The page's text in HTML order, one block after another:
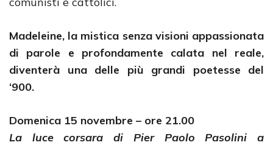
Madeleine, la mistica senza visioni appassionata
di parole e profondamente calata nel reale,
diventerà una delle più grandi poetesse del
‘900.
Domenica 15 novembre – ore 21.00
La luce corsara di Pier Paolo Pasolini a